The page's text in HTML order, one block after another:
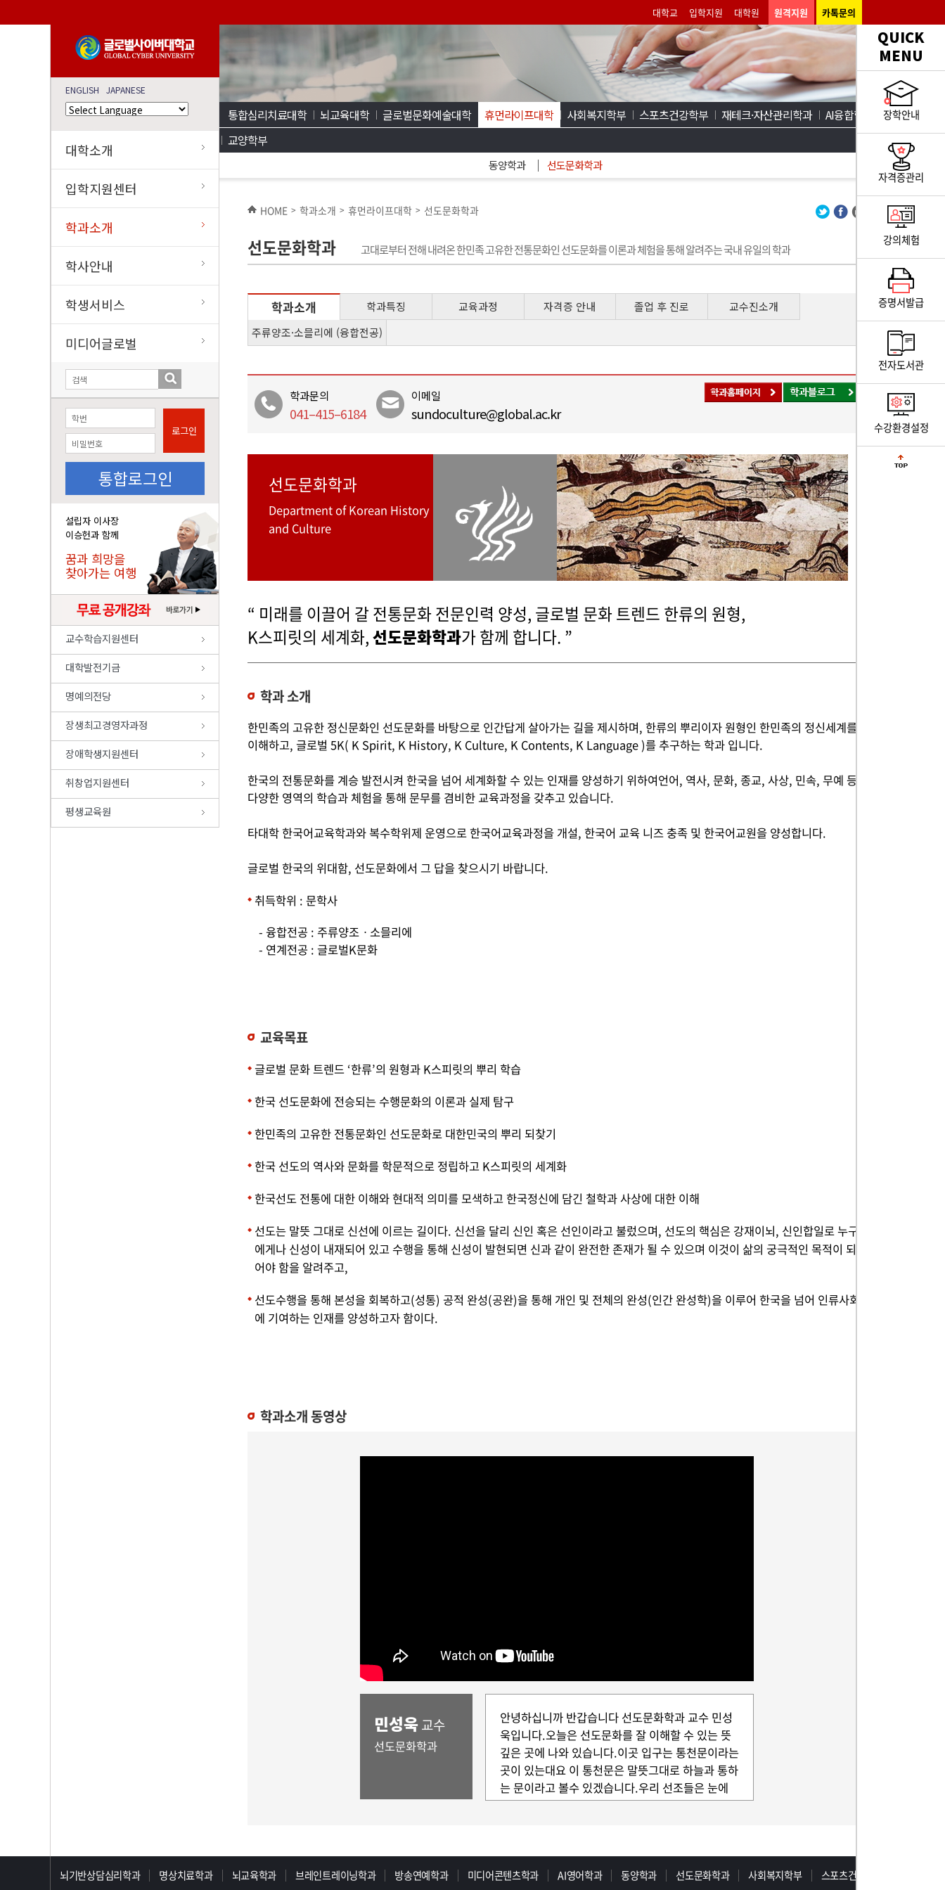
대학교 입학지원 대학원 원격지원 카톡문의
ENGLISH JAPANESE
대학소개
입학지원센터
학과소개
학사안내
학생서비스
미디어글로벌
로그인
통합로그인
설립자 이사장
이승헌과 함께
꿈과 희망을
찾아가는 여행
교수학습지원센터
대학발전기금
명예의전당
장생최고경영자과정
장애학생지원센터
취창업지원센터
평생교육원
통합심리치료대학 뇌교육대학 글로벌문화예술대학 휴먼라이프대학
동양학과 선도문화학과
사회복지학부 스포츠건강학부 재테크·자산관리학과
AI융합학부
교양학부
HOME > 학과소개 > 휴먼라이프대학 > 선도문화학과
선도문화학과 고대로부터 전해 내려온 한민족 고유한 전통문화인 선도문화를 이론과 체험을 통해 알려주는 국내 유일의 학과
학과소개 학과특징 교육과정 자격증 안내 졸업 후 진로
교수진소개
주류양조·소믈리에 (융합전공)
학과문의
041–415–6184
이메일
sundoculture@global.ac.kr
선도문화학과
Department of Korean History
and Culture
“ 미래를 이끌어 갈 전통문화 전문인력 양성, 글로벌 문화 트렌드 한류의 원형,
K스피릿의 세계화,선도문화학과가 함께 합니다. ”
학과 소개
한민족의 고유한 정신문화인 선도문화를 바탕으로 인간답게 살아가는 길을 제시하며, 한류의 뿌리이자 원형인 한민족의 정신세계를
이해하고, 글로벌 5K( K Spirit, K History, K Culture, K Contents, K Language )를 추구하는 학과 입니다.
한국의 전통문화를 계승 발전시켜 한국을 넘어 세계화할 수 있는 인재를 양성하기 위하여언어, 역사, 문화, 종교, 사상, 민속, 무예 등
다양한 영역의 학습과 체험을 통해 문무를 겸비한 교육과정을 갖추고 있습니다.
타대학 한국어교육학과와 복수학위제 운영으로 한국어교육과정을 개설, 한국어 교육 니즈 충족 및 한국어교원을 양성합니다.
글로벌 한국의 위대함, 선도문화에서 그 답을 찾으시기 바랍니다.
취득학위 : 문학사
- 융합전공 : 주류양조ㆍ소믈리에
- 연계전공 : 글로벌K문화
교육목표
글로벌 문화 트렌드 ‘한류’의 원형과 K스피릿의 뿌리 학습
한국 선도문화에 전승되는 수행문화의 이론과 실제 탐구
한민족의 고유한 전통문화인 선도문화로 대한민국의 뿌리 되찾기
한국 선도의 역사와 문화를 학문적으로 정립하고 K스피릿의 세계화
한국선도 전통에 대한 이해와 현대적 의미를 모색하고 한국정신에 담긴 철학과 사상에 대한 이해
선도는 말뜻 그대로 신선에 이르는 길이다. 신선을 달리 신인 혹은 선인이라고 불렀으며, 선도의 핵심은 강재이뇌, 신인합일로 누구
에게나 신성이 내재되어 있고 수행을 통해 신성이 발현되면 신과 같이 완전한 존재가 될 수 있으며 이것이 삶의 궁극적인 목적이 되
어야 함을 알려주고,
선도수행을 통해 본성을 회복하고(성통) 공적 완성(공완)을 통해 개인 및 전체의 완성(인간 완성학)을 이루어 한국을 넘어 인류사회
에 기여하는 인재를 양성하고자 함이다.
학과소개 동영상
민성욱 교수
선도문화학과
안녕하십니까 반갑습니다 선도문화학과 교수 민성
욱입니다.오늘은 선도문화를 잘 이해할 수 있는 뜻
깊은 곳에 나와 있습니다.이곳 입구는 통천문이라는
곳이 있는대요 이 통천문은 말뜻그대로 하늘과 통하
는 문이라고 볼수 있겠습니다.우리 선조들은 눈에
보이는 하늘도 중시여겠지만 눈에 보이지 않는 섭리
해서 오늘 우리 선도문화 성지가 각각 어떤 의미가
있고 가치가 있는지를 함께 살펴보도록 하겠습니다.
QUICK
MENU
장학안내
자격증관리
강의체험
증명서발급
전자도서관
수강환경설정
뇌기반상담심리학과 명상치료학과 뇌교육학과 브레인트레이닝학과 방송연예학과 미디어콘텐츠학과 AI영어학과 동양학과 선도문화학과 사회복지학부 스포츠건강학부